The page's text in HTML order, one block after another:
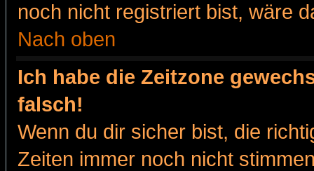
noch nicht registriert bist, wäre
Nach oben
Ich habe die Zeitzone
falsch!
Wenn du dir sicher bist, die
Zeiten immer noch nicht